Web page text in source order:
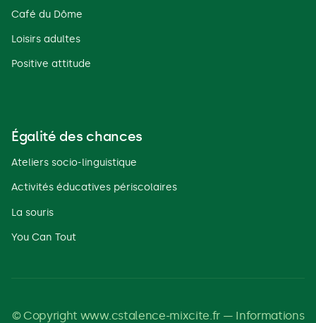
Café du Dôme
Loisirs adultes
Positive attitude
Égalité des chances
Ateliers socio-linguistique
Activités éducatives périscolaires
La souris
You Can Tout
© Copyright www.cstalence-mixcite.fr — Informations